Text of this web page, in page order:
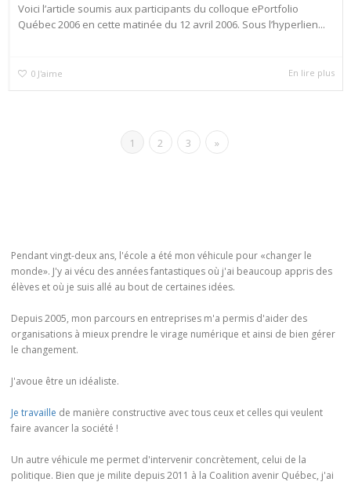
Voici l’article soumis aux participants du colloque ePortfolio
Québec 2006 en cette matinée du 12 avril 2006. Sous l’hyperlien...
0 J'aime En lire plus
1 2 3 »
Pendant vingt-deux ans, l'école a été mon véhicule pour «changer le
monde». J'y ai vécu des années fantastiques où j'ai beaucoup appris des
élèves et où je suis allé au bout de certaines idées.
Depuis 2005, mon parcours en entreprises m'a permis d'aider des
organisations à mieux prendre le virage numérique et ainsi de bien gérer
le changement.
J'avoue être un idéaliste.
Je travaille de manière constructive avec tous ceux et celles qui veulent
faire avancer la société !
Un autre véhicule me permet d'intervenir concrètement, celui de la
politique. Bien que je milite depuis 2011 à la Coalition avenir Québec, j'ai